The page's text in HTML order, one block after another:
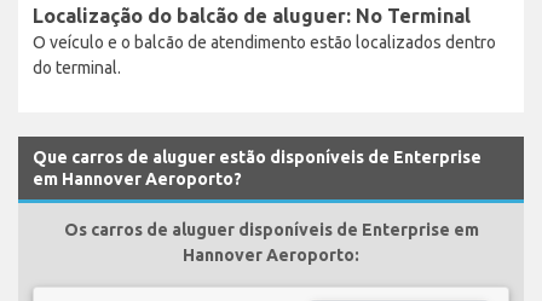
Localização do balcão de aluguer: No Terminal
O veículo e o balcão de atendimento estão localizados dentro
do terminal.
Que carros de aluguer estão disponíveis de Enterprise
em Hannover Aeroporto?
Os carros de aluguer disponíveis de Enterprise em
Hannover Aeroporto: